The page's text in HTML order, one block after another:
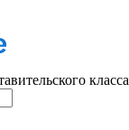
класса